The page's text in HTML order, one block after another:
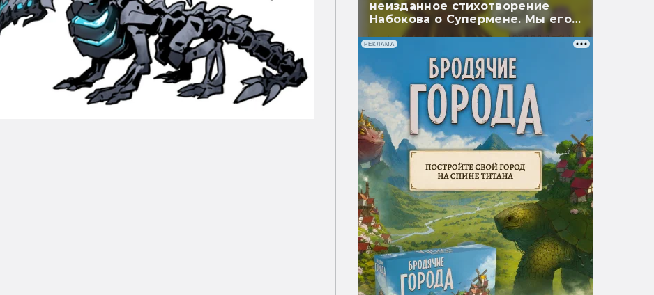
неизданное стихотворение
Набокова о Супермене. Мы его
перевели
РЕКЛАМА